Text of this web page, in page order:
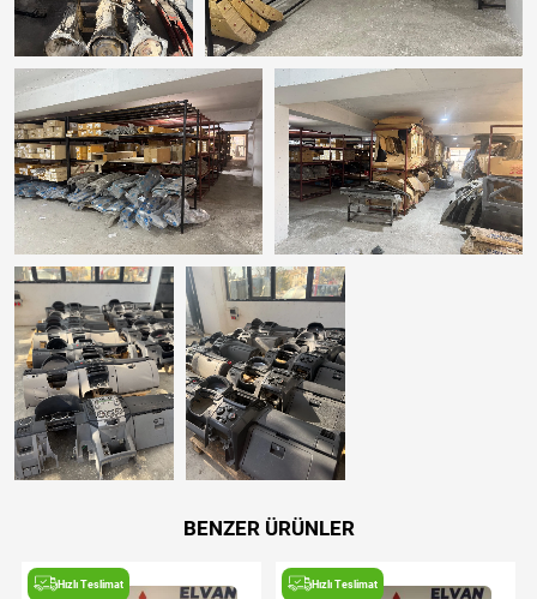
BENZER ÜRÜNLER
Hızlı Teslimat Hızlı Teslimat